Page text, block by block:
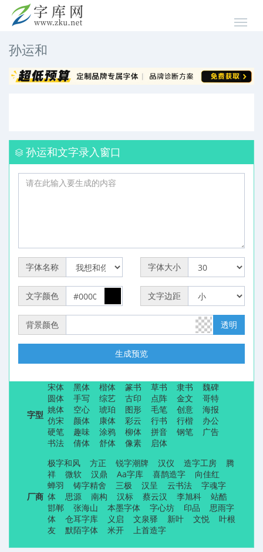
孙运和
孙运和文字录入窗口
字体名称
文字颜色
字体大小
文字边距
背景颜色 透明
生成预览
字型
宋体 黑体 楷体 篆书 草书 隶书
魏碑
圆体
手写 综艺 古印 点阵 金文
哥特
姚体
空心 琥珀 图形 毛笔 创意
海报
仿宋
颜体 康体 彩云 行书 行楷
办公
硬笔
趣味 涂鸦 柳体 拼音 钢笔
广告
书法
倩体 舒体 像素 启体
厂商
极字和风 方正 锐字潮牌 汉仪 造字工房
腾
祥
微软 汉鼎 Aa字库 喜鹊造字
向佳红
蝉羽
铸字精舍 三极 汉呈 云书法
字魂字
体
思源 南构 汉标 蔡云汉 李旭科
站酷
邯郸
张海山 本墨字体 字心坊 印品
思雨字
体
仓耳字库 义启 文泉驿 新叶 文悦
叶根
友
默陌字体 米开 上首造字